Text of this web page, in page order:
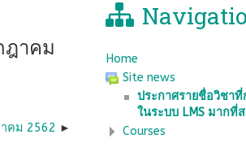
ฎาคม
คม 2562
Home
Site news
ประกาศรายชื่อวิชาที่
ในระบบ LMS มากที่ส
Courses